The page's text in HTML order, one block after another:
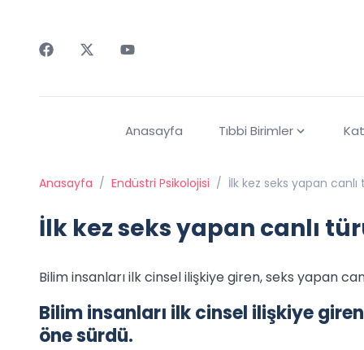
Anasayfa Tıbbi Birimler
Anasayfa / Endüstri Psikolojisi / İlk kez seks yapan canlı
İlk kez seks yapan canlı
Bilim insanları ilk cinsel ilişkiye giren, seks yapan
Bilim insanları ilk cinsel ilişkiye
öne sürdü.